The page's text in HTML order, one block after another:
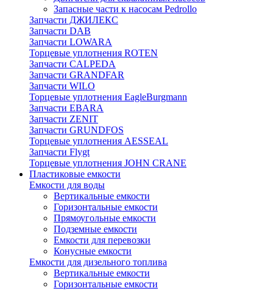
Запасные части к насосам Pedrollo
Запчасти ДЖИЛЕКС
Запчасти DAB
Запчасти LOWARA
Торцевые уплотнения ROTEN
Запчасти CALPEDA
Запчасти GRANDFAR
Запчасти WILO
Торцевые уплотнения EagleBurgmann
Запчасти EBARA
Запчасти ZENIT
Запчасти GRUNDFOS
Торцевые уплотнения AESSEAL
Запчасти Flygt
Торцевые уплотнения JOHN CRANE
Пластиковые емкости
Емкости для воды
Вертикальные емкости
Горизонтальные емкости
Прямоугольные емкости
Подземные емкости
Емкости для перевозки
Конусные емкости
Емкости для дизельного топлива
Вертикальные емкости
Горизонтальные емкости